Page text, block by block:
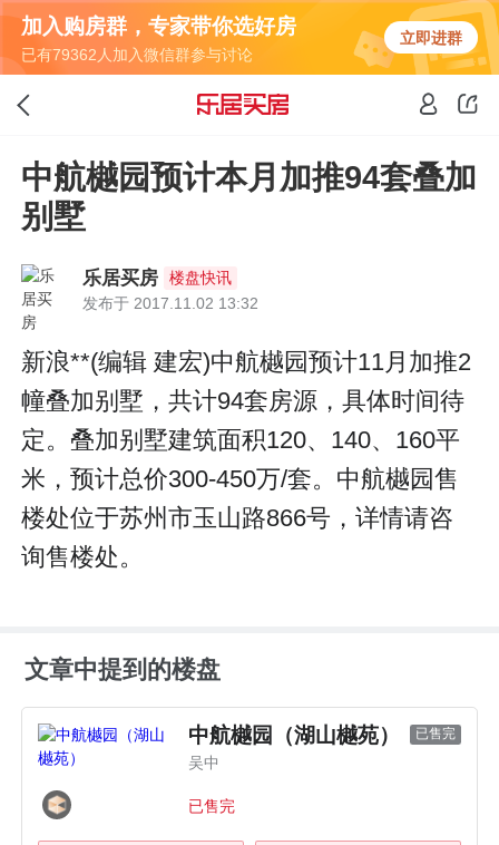
加入购房群，专家带你选好房
已有79362人加入微信群参与讨论
立即进群
中航樾园预计本月加推94套叠加
别墅
乐居买房
楼盘快讯
发布于 2017.11.02 13:32
新浪**(编辑 建宏)中航樾园预计11月加推2
幢叠加别墅，共计94套房源，具体时间待
定。叠加别墅建筑面积120、140、160平
米，预计总价300-450万/套。中航樾园售
楼处位于苏州市玉山路866号，详情请咨
询售楼处。
文章中提到的楼盘
中航樾园（湖山樾苑） 已售完
吴中
已售完